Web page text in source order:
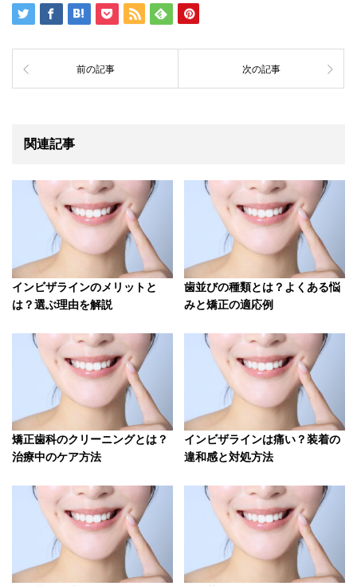
前の記事 次の記事
関連記事
インビザラインのメリットと
は？選ぶ理由を解説
歯並びの種類とは？よくある悩
みと矯正の適応例
矯正歯科のクリーニングとは？
治療中のケア方法
インビザラインは痛い？装着の
違和感と対処方法